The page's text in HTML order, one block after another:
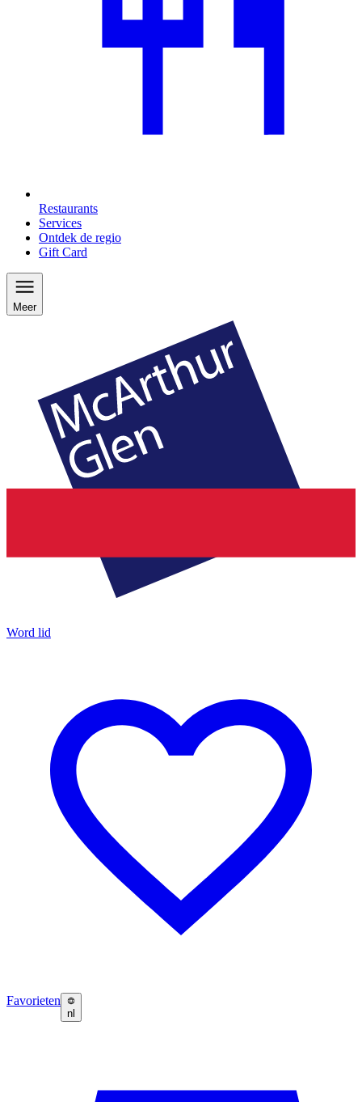
Restaurants
Services
Ontdek de regio
Gift Card
Meer
Word lid
Favorieten
nl